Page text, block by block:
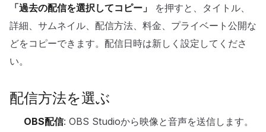
「過去の配信を選択してコピー」
を押すと、タイトル、
詳細、サムネイル、配信方法、料金、プライベート公開な
どをコピーできます。配信日時は新しく設定してくださ
い。
配信方法を選ぶ
OBS配信: OBS Studioから映像と音声を送信します。